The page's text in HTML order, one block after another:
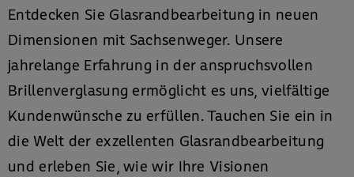
Entdecken Sie Glasrandbearbeitung in neuen
Dimensionen mit Sachsenweger. Unsere
jahrelange Erfahrung in der anspruchsvollen
Brillenverglasung ermöglicht es uns, vielfältige
Kundenwünsche zu erfüllen. Tauchen Sie ein in
die Welt der exzellenten Glasrandbearbeitung
und erleben Sie, wie wir Ihre Visionen